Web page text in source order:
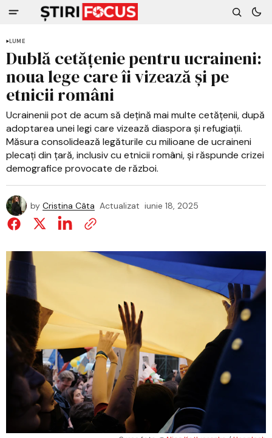
LUME
Dublă cetățenie pentru ucraineni:
noua lege care îi vizează și pe
etnicii români
Ucrainenii pot de acum să dețină mai multe cetățenii, după
adoptarea unei legi care vizează diaspora și refugiații.
Măsura consolidează legăturile cu milioane de ucraineni
plecați din țară, inclusiv cu etnicii români, și răspunde crizei
demografice provocate de război.
by Cristina Câta Actualizat iunie 18, 2025